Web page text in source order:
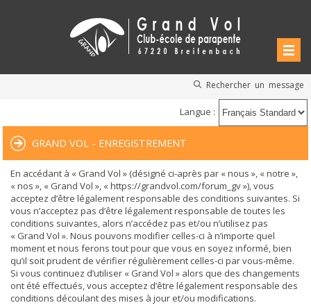
Rechercher un message
Langue :
GRAND VOL - ENREGISTREMENT
En accédant à « Grand Vol » (désigné ci-après par « nous », « notre »,
« nos », « Grand Vol », « https://grandvol.com/forum_gv »), vous
acceptez d’être légalement responsable des conditions suivantes. Si
vous n’acceptez pas d’être légalement responsable de toutes les
conditions suivantes, alors n’accédez pas et/ou n’utilisez pas
« Grand Vol ». Nous pouvons modifier celles-ci à n’importe quel
moment et nous ferons tout pour que vous en soyez informé, bien
qu’il soit prudent de vérifier régulièrement celles-ci par vous-même.
Si vous continuez d’utiliser « Grand Vol » alors que des changements
ont été effectués, vous acceptez d’être légalement responsable des
conditions découlant des mises à jour et/ou modifications.